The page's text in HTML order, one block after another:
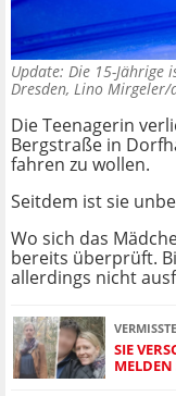
Update: Die 15-
Dresden, Lino Mirgeler/
Die Teenagerin
Bergstraße in
fahren zu wollen.
Seitdem ist sie
Wo sich das
bereits überprüft.
allerdings nicht
SIE
MELDEN